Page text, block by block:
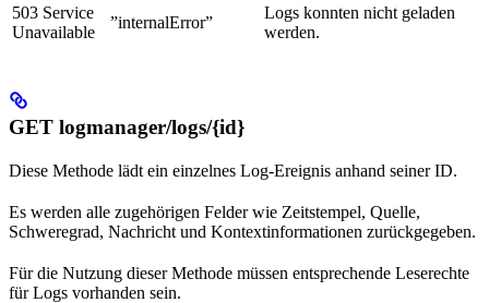
503 Service
Unavailable
”internalError”
Logs konnten nicht geladen
werden.
GET logmanager/logs/{id}
Diese Methode lädt ein einzelnes Log-Ereignis anhand seiner ID.
Es werden alle zugehörigen Felder wie Zeitstempel, Quelle,
Schweregrad, Nachricht und Kontextinformationen zurückgegeben.
Für die Nutzung dieser Methode müssen entsprechende Leserechte
für Logs vorhanden sein.